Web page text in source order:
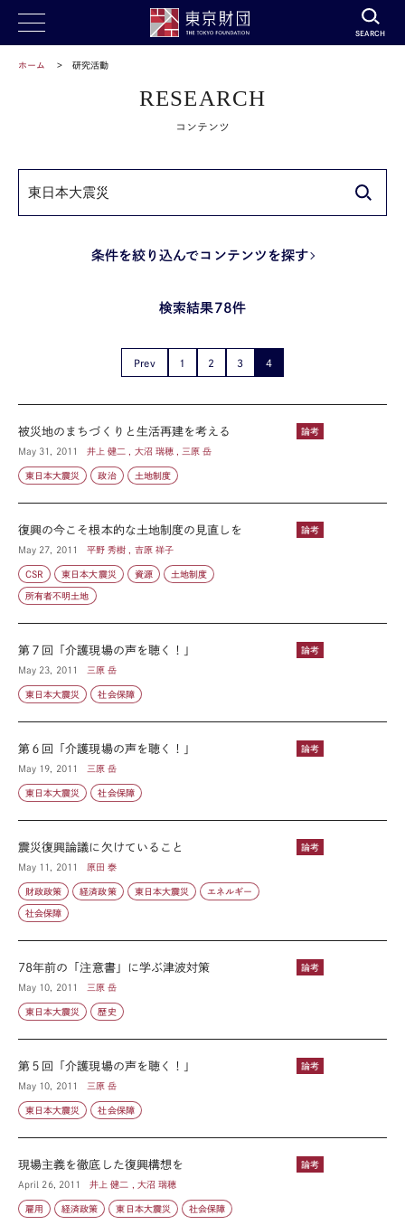
SEARCH
ホーム 研究活動
RESEARCH
コンテンツ
条件を絞り込んでコンテンツを探す
検索結果78件
Prev 1 2 3 4
論考
被災地のまちづくりと生活再建を考える
May 31, 2011 井上 健二 , 大沼 瑞穂 , 三原 岳
東日本大震災 政治 土地制度
論考
復興の今こそ根本的な土地制度の見直しを
May 27, 2011 平野 秀樹 , 吉原 祥子
CSR 東日本大震災 資源 土地制度
所有者不明土地
論考
第７回「介護現場の声を聴く！」
May 23, 2011 三原 岳
東日本大震災 社会保障
論考
第６回「介護現場の声を聴く！」
May 19, 2011 三原 岳
東日本大震災 社会保障
論考
震災復興論議に欠けていること
May 11, 2011 原田 泰
財政政策 経済政策 東日本大震災 エネルギー
社会保障
論考
78年前の「注意書」に学ぶ津波対策
May 10, 2011 三原 岳
東日本大震災 歴史
論考
第５回「介護現場の声を聴く！」
May 10, 2011 三原 岳
東日本大震災 社会保障
論考
現場主義を徹底した復興構想を
April 26, 2011 井上 健二 , 大沼 瑞穂
雇用 経済政策 東日本大震災 社会保障